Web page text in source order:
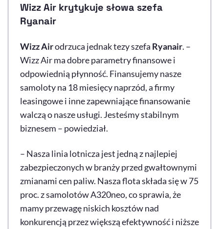
Wizz Air krytykuje słowa szefa
Ryanair
Wizz Airodrzuca jednak tezy szefa Ryanair. –
Wizz Air ma dobre parametry finansowe i
odpowiednią płynność. Finansujemy nasze
samoloty na 18 miesięcy naprzód, a firmy
leasingowe i inne zapewniające finansowanie
walczą o nasze usługi. Jesteśmy stabilnym
biznesem – powiedział.
– Nasza linia lotnicza jest jedną z najlepiej
zabezpieczonych w branży przed gwałtownymi
zmianami cen paliw. Nasza flota składa się w 75
proc. z samolotów A320neo, co sprawia, że
mamy przewagę niskich kosztów nad
konkurencją przez większą efektywność i niższe